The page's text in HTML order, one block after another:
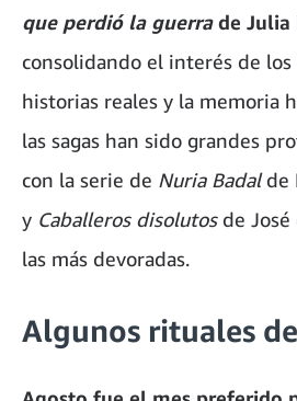
que perdió la guerrade Julia
consolidando el interés de
historias reales y la memoria
las sagas han sido grandes
con la serie de Nuria Badalde
y Caballeros disolutosde José
las más devoradas.
Algunos rituales